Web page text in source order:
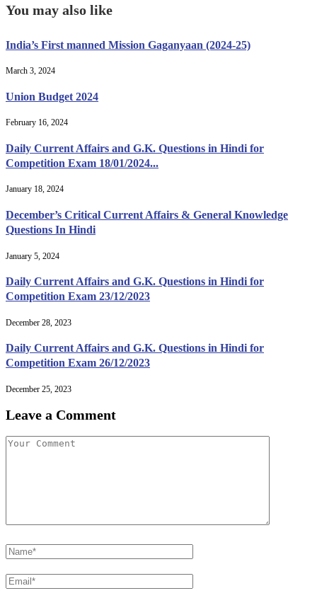
You may also like
India’s First manned Mission Gaganyaan (2024-25)
March 3, 2024
Union Budget 2024
February 16, 2024
Daily Current Affairs and G.K. Questions in Hindi for
Competition Exam 18/01/2024...
January 18, 2024
December’s Critical Current Affairs & General Knowledge
Questions In Hindi
January 5, 2024
Daily Current Affairs and G.K. Questions in Hindi for
Competition Exam 23/12/2023
December 28, 2023
Daily Current Affairs and G.K. Questions in Hindi for
Competition Exam 26/12/2023
December 25, 2023
Leave a Comment